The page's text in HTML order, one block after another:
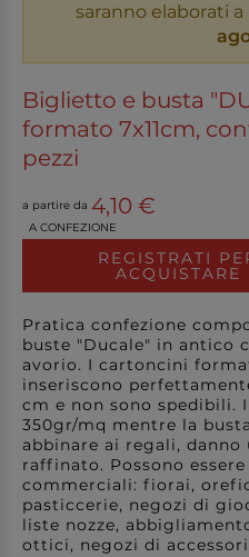
saranno elaborati
Biglietto e busta
formato 7x11cm,
pezzi
a partire da 4,10 €
A CONFEZIONE
REGISTRATI
ACQUISTARE
Pratica confezione
buste "Ducale" in antico
avorio. I cartoncini
inseriscono
cm e non sono spedibili.
350gr/mq mentre la
abbinare ai regali,
raffinato. Possono
commerciali: fiorai,
pasticcerie, negozi di
liste nozze,
ottici, negozi di